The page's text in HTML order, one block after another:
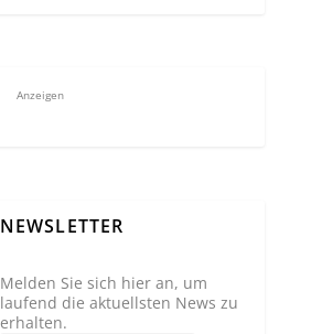
Anzeigen
NEWSLETTER
Melden Sie sich hier an, um
laufend die aktuellsten News zu
erhalten.